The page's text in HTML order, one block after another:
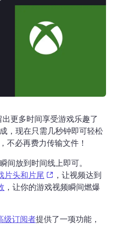
更多时间享受游戏乐趣了
，现在只需几秒钟即可轻松
不必再费力传输文件！
间放到时间线上即可。
片头和片尾 (opens in a new
，让视频达到
，让你的游戏视频瞬间燃爆
级订阅者提供了一项功能，